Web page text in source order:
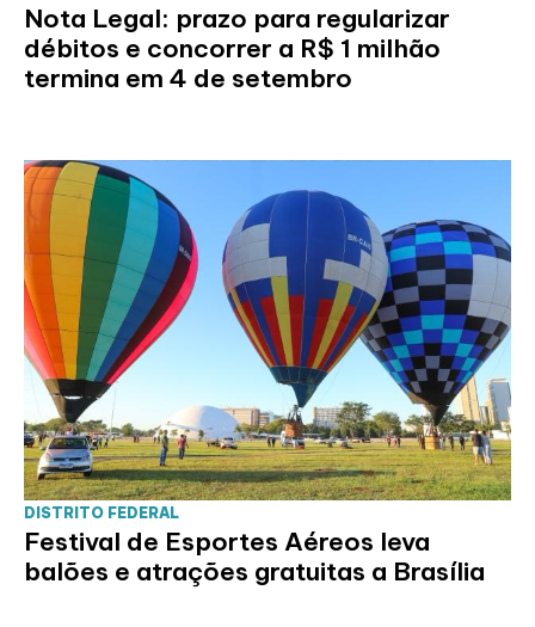
Nota Legal: prazo para regularizar
débitos e concorrer a R$ 1 milhão
termina em 4 de setembro
DISTRITO FEDERAL
Festival de Esportes Aéreos leva
balões e atrações gratuitas a Brasília